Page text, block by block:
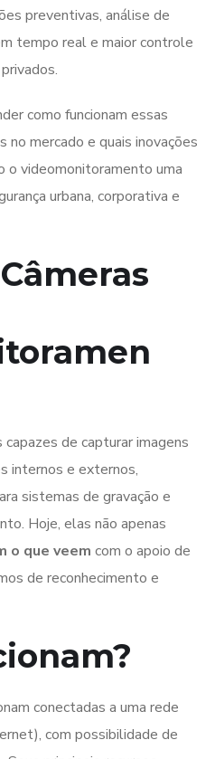
preventivas, análise de
tempo real e maior controle
como funcionam essas
no mercado e quais inovações
o videomonitoramento uma
urbana, corporativa e
de capturar imagens
internos e externos,
sistemas de gravação e
Hoje, elas não apenas
o que veem com o apoio de
de reconhecimento e
conectadas a uma rede
com possibilidade de